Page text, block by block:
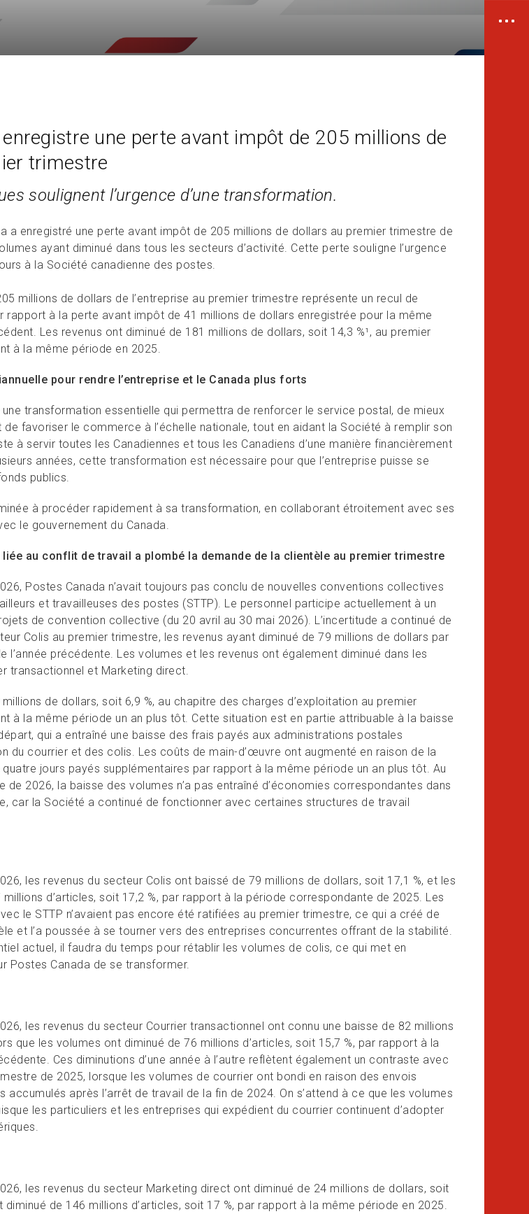
une perte avant impôt de 205 millions de
trimestre
soulignent l’urgence d’une transformation.
a enregistré une perte avant impôt de 205 millions de dollars au premier trimestre de
ayant diminué dans tous les secteurs d’activité. Cette perte souligne l’urgence
à la Société canadienne des postes.
millions de dollars de l’entreprise au premier trimestre représente un recul de
rapport à la perte avant impôt de 41 millions de dollars enregistrée pour la même
Les revenus ont diminué de 181 millions de dollars, soit 14,3 %¹, au premier
à la même période en 2025.
pour rendre l’entreprise et le Canada plus forts
transformation essentielle qui permettra de renforcer le service postal, de mieux
favoriser le commerce à l’échelle nationale, tout en aidant la Société à remplir son
à servir toutes les Canadiennes et tous les Canadiens d’une manière financièrement
années, cette transformation est nécessaire pour que l’entreprise puisse se
publics.
à procéder rapidement à sa transformation, en collaborant étroitement avec ses
le gouvernement du Canada.
au conflit de travail a plombé la demande de la clientèle au premier trimestre
Postes Canada n’avait toujours pas conclu de nouvelles conventions collectives
et travailleuses des postes (STTP). Le personnel participe actuellement à un
de convention collective (du 20 avril au 30 mai 2026). L’incertitude a continué de
Colis au premier trimestre, les revenus ayant diminué de 79 millions de dollars par
l’année précédente. Les volumes et les revenus ont également diminué dans les
transactionnel et Marketing direct.
de dollars, soit 6,9 %, au chapitre des charges d’exploitation au premier
à la même période un an plus tôt. Cette situation est en partie attribuable à la baisse
qui a entraîné une baisse des frais payés aux administrations postales
du courrier et des colis. Les coûts de main-d’œuvre ont augmenté en raison de la
jours payés supplémentaires par rapport à la même période un an plus tôt. Au
de 2026, la baisse des volumes n’a pas entraîné d’économies correspondantes dans
car la Société a continué de fonctionner avec certaines structures de travail
les revenus du secteur Colis ont baissé de 79 millions de dollars, soit 17,1 %, et les
d’articles, soit 17,2 %, par rapport à la période correspondante de 2025. Les
le STTP n’avaient pas encore été ratifiées au premier trimestre, ce qui a créé de
et l’a poussée à se tourner vers des entreprises concurrentes offrant de la stabilité.
actuel, il faudra du temps pour rétablir les volumes de colis, ce qui met en
Postes Canada de se transformer.
les revenus du secteur Courrier transactionnel ont connu une baisse de 82 millions
que les volumes ont diminué de 76 millions d’articles, soit 15,7 %, par rapport à la
Ces diminutions d’une année à l’autre reflètent également un contraste avec
de 2025, lorsque les volumes de courrier ont bondi en raison des envois
accumulés après l’arrêt de travail de la fin de 2024. On s’attend à ce que les volumes
les particuliers et les entreprises qui expédient du courrier continuent d’adopter
les revenus du secteur Marketing direct ont diminué de 24 millions de dollars, soit
diminué de 146 millions d’articles, soit 17 %, par rapport à la même période en 2025.